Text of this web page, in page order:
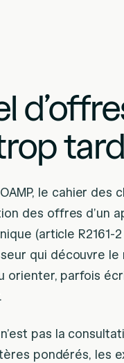
le cahier
des offres d’un
(article R2161-
qui découvre
orienter, parfois
pas la
pondérés, les